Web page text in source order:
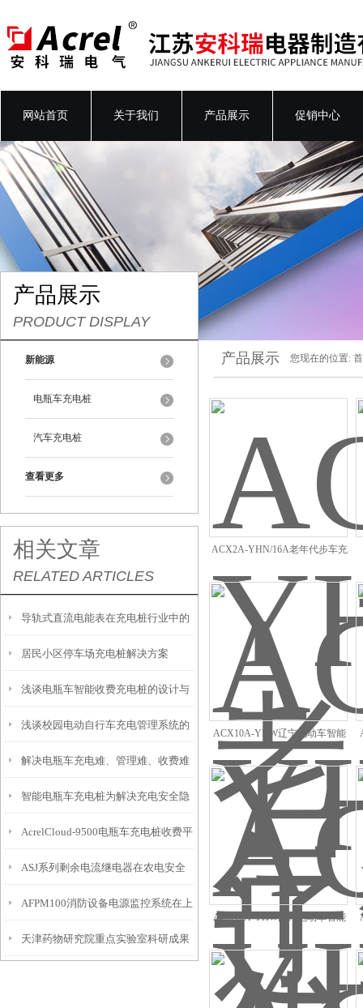
网站首页 关于我们 产品展示 促销中心
产品展示
PRODUCT DISPLAY
新能源
电瓶车充电桩
汽车充电桩
查看更多
相关文章
RELATED ARTICLES
导轨式直流电能表在充电桩行业中的
应用
居民小区停车场充电桩解决方案
浅谈电瓶车智能收费充电桩的设计与
应用
浅谈校园电动自行车充电管理系统的
设计及应用
解决电瓶车充电难、管理难、收费难
新方案
智能电瓶车充电桩为解决充电安全隐
患提供解决方案
AcrelCloud-9500电瓶车充电桩收费平
台在苏州市某街道的应用
ASJ系列剩余电流继电器在农电安全
管理中的应用
AFPM100消防设备电源监控系统在上
海大世界保护修缮工程的应用
天津药物研究院重点实验室科研成果
产品展示 您现在的位置:
ACX2A-YHN/16A老年代步车充
电桩
ACX10A-YHW辽宁电动车智能
充电桩解决客户充电问题
ACX10A-YHW湖州电动车智能
充电桩